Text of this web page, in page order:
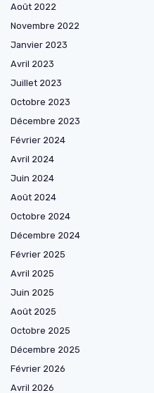
Août 2022
Novembre 2022
Janvier 2023
Avril 2023
Juillet 2023
Octobre 2023
Décembre 2023
Février 2024
Avril 2024
Juin 2024
Août 2024
Octobre 2024
Décembre 2024
Février 2025
Avril 2025
Juin 2025
Août 2025
Octobre 2025
Décembre 2025
Février 2026
Avril 2026